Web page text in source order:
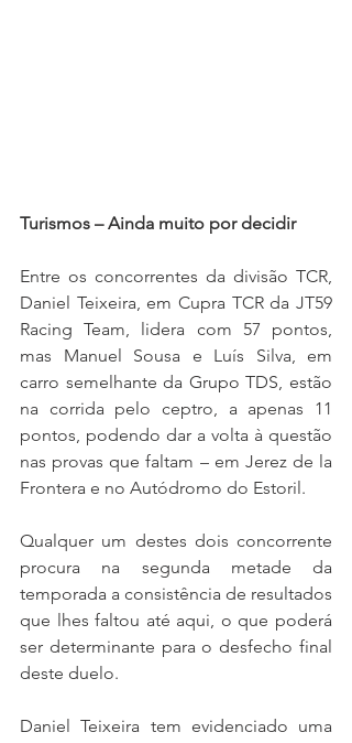
Turismos – Ainda muito por decidir
Entre os concorrentes da divisão TCR,
Daniel Teixeira, em Cupra TCR da JT59
Racing Team, lidera com 57 pontos,
mas Manuel Sousa e Luís Silva, em
carro semelhante da Grupo TDS, estão
na corrida pelo ceptro, a apenas 11
pontos, podendo dar a volta à questão
nas provas que faltam – em Jerez de la
Frontera e no Autódromo do Estoril.
Qualquer um destes dois concorrente
procura na segunda metade da
temporada a consistência de resultados
que lhes faltou até aqui, o que poderá
ser determinante para o desfecho final
deste duelo.
Daniel Teixeira tem evidenciado uma